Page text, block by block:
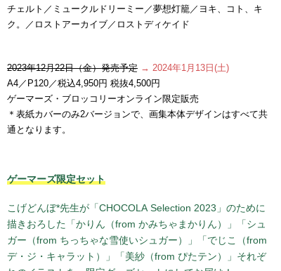
チェルト／ミュークルドリーミー／夢想灯籠／ヨキ、コト、キ
ク。／ロストアーカイブ／ロストディケイド
2023年12月22日（金）発売予定 → 2024年1月13日(土)
A4／P120／税込4,950円 税抜4,500円
ゲーマーズ・ブロッコリーオンライン限定販売
＊表紙カバーのみ2バージョンで、画集本体デザインはすべて共
通となります。
ゲーマーズ限定セット
こげどんぼ*先生が「CHOCOLA Selection 2023」のために
描きおろした「かりん（from かみちゃまかりん）」「シュ
ガー（from ちっちゃな雪使いシュガー）」「でじこ（from
デ・ジ・キャラット）」「美紗（from ぴたテン）」それぞ